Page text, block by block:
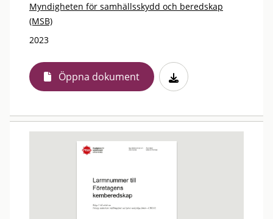
Myndigheten för samhällsskydd och beredskap
(MSB)
2023
Öppna dokument